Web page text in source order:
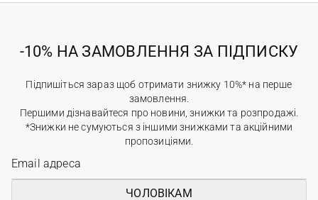
-10% НА ЗАМОВЛЕННЯ ЗА ПІДПИСКУ
Підпишіться зараз щоб отримати знижку 10%* на перше
замовлення.
Першими дізнавайтеся про новини, знижки та розпродажі.
*Знижки не сумуються з іншими знижками та акційними
пропозиціями.
ЧОЛОВІКАМ